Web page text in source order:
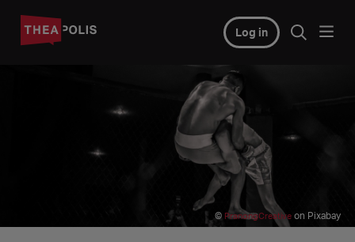
Log in
© PranongCreativeon Pixabay